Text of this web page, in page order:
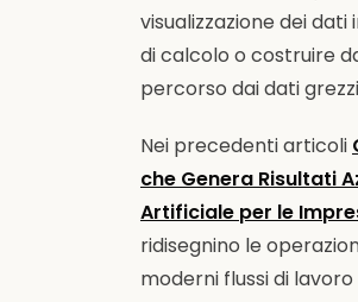
visualizzazione dei
di calcolo o costruire
percorso dai dati
Nei precedenti articoli
che Genera Risultati
Artificiale per le
ridisegnino le
moderni flussi di